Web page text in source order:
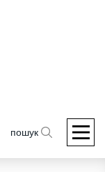
пошук